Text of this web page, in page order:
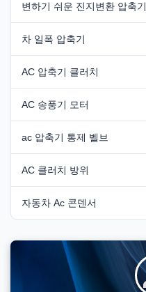
변하기 쉬운 진지변환 압축기
차 일폭 압축기
AC 압축기 클러치
AC 송풍기 모터
ac 압축기 통제 벨브
AC 클러치 방위
자동차 Ac 콘덴서